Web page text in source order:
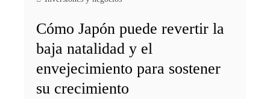
Cómo Japón puede revertir la
baja natalidad y el
envejecimiento para sostener
su crecimiento